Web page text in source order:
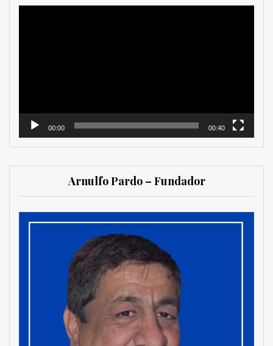
00:00 00:40
Arnulfo Pardo – Fundador